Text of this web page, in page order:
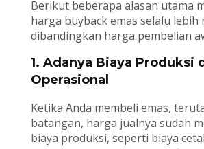
Berikut beberapa alasan utama
harga buyback emas selalu lebih
dibandingkan harga pembelian
1. Adanya Biaya Produksi
Operasional
Ketika Anda membeli emas,
batangan, harga jualnya sudah
biaya produksi, seperti biaya